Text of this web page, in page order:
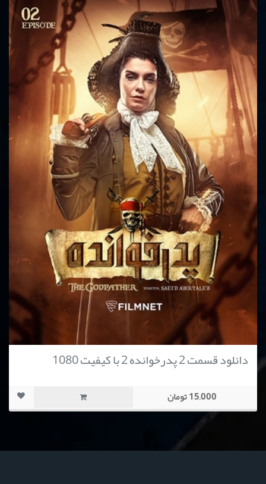
دانلود قسمت 2 پدرخوانده 2 با کیفیت 1080
15,000 تومان